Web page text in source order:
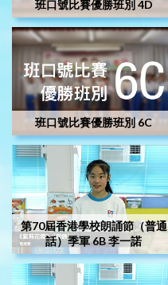
班口號比賽優勝班別 4D
班口號比賽優勝班別 6C
第70屆香港學校朗誦節（普通
話）季軍 6B 李一諾